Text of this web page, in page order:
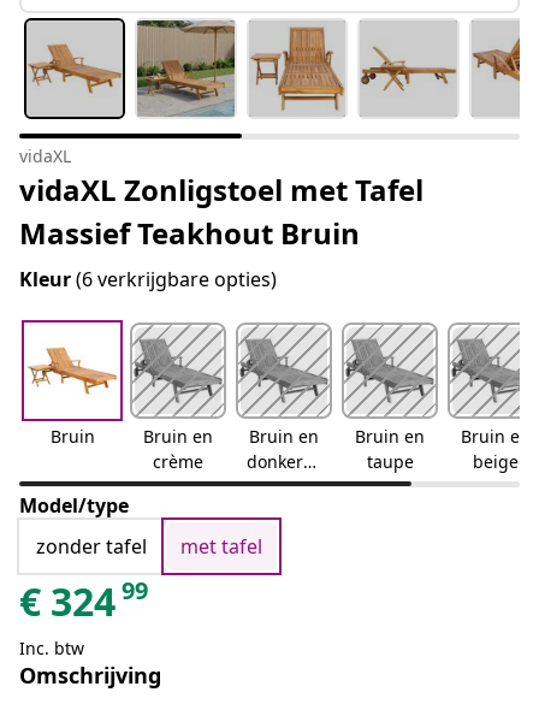
vidaXL
vidaXL Zonligstoel met Tafel
Massief Teakhout Bruin
Kleur(6 verkrijgbare opties)
Bruin
Bruin en
crème
Bruin en
donkergr
ijs
Bruin en
taupe
Bruin en
beige
Model/type
zonder tafel
met tafel
€ 32499
Inc. btw
Omschrijving